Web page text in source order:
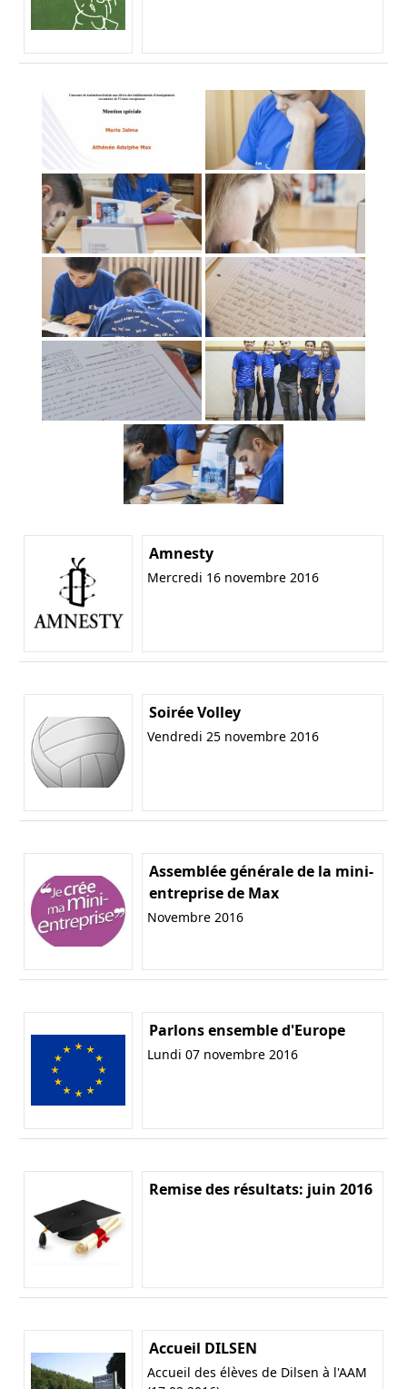
Amnesty
Mercredi 16 novembre 2016
Soirée Volley
Vendredi 25 novembre 2016
Assemblée générale de la mini-
entreprise de Max
Novembre 2016
Parlons ensemble d'Europe
Lundi 07 novembre 2016
Remise des résultats: juin 2016
Accueil DILSEN
Accueil des élèves de Dilsen à l'AAM